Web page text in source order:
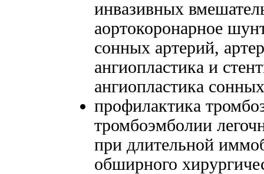
инвазивных
аортокоронарное
сонных артерий,
ангиопластика и
ангиопластика
профилактика
тромбоэмболии
при длительной
обширного